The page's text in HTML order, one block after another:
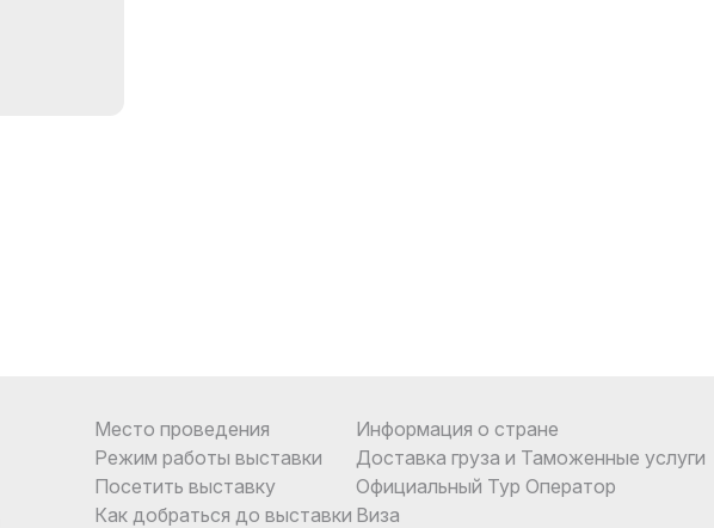
Место проведения
Режим работы выставки
Посетить выставку
Как добраться до выставки
Информация о стране
Доставка груза и Таможенные услуги
Официальный Тур Оператор
Виза